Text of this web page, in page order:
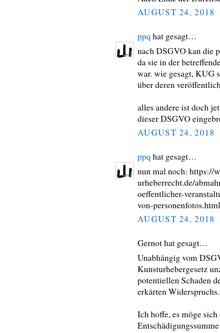
AUGUST 24, 2018
ppq hat gesagt…
nach DSGVO kan die
da sie in der
war. wie gesagt, KUG
über deren
alles andere ist doch
dieser DSGVO
AUGUST 24, 2018
ppq hat gesagt…
nun mal noch: https://
urheberrecht.de/
oeffentlicher-
von-personenfotos.html
AUGUST 24, 2018
Gernot hat gesagt…
Unabhängig vom
Kunsturhebergesetz
potentiellen Schaden
erkärten Widerspruchs.
Ich hoffe, es möge